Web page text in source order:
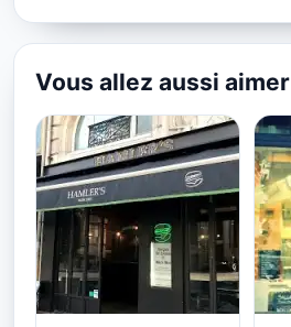
Vous allez aussi aimer